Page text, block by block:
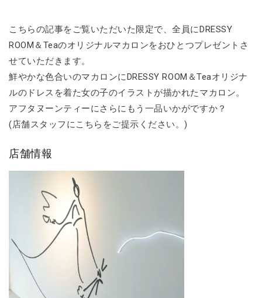
こちらの記事をご覧いただいた限定で、全員にDRESSY
ROOM＆Teaのオリジナルマカロンをおひとつプレゼントさ
せていただきます。
鮮やかな色合いのマカロンにDRESSY ROOM＆Teaオリジナ
ルのドレスを着た女の子のイラストが描かれたマカロン。
アフタヌーンティーにさらにもう一品いかがですか？
(店舗スタッフにこちらをご提示ください。)
店舗情報